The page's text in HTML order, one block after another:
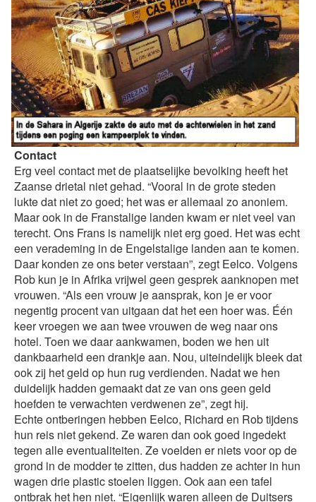
Contact
Erg veel contact met de plaatselijke bevolking heeft het
Zaanse drietal niet gehad. “Vooral in de grote steden
lukte dat niet zo goed; het was er allemaal zo anoniem.
Maar ook in de Franstalige landen kwam er niet veel van
terecht. Ons Frans is namelijk niet erg goed. Het was echt
een verademing in de Engelstalige landen aan te komen.
Daar konden ze ons beter verstaan”, zegt Eelco. Volgens
Rob kun je in Afrika vrijwel geen gesprek aanknopen met
vrouwen. “Als een vrouw je aansprak, kon je er voor
negentig procent van uitgaan dat het een hoer was. Één
keer vroegen we aan twee vrouwen de weg naar ons
hotel. Toen we daar aankwamen, boden we hen uit
dankbaarheid een drankje aan. Nou, uiteindelijk bleek dat
ook zij het geld op hun rug verdienden. Nadat we hen
duidelijk hadden gemaakt dat ze van ons geen geld
hoefden te verwachten verdwenen ze”, zegt hij.
Echte ontberingen hebben Eelco, Richard en Rob tijdens
hun reis niet gekend. Ze waren dan ook goed ingedekt
tegen alle eventualiteiten. Ze voelden er niets voor op de
grond in de modder te zitten, dus hadden ze achter in hun
wagen drie plastic stoelen liggen. Ook aan een tafel
ontbrak het hen niet. “Eigenlijk waren alleen de Duitsers